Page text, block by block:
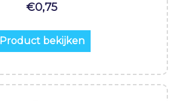
€0,75
Product bekijken